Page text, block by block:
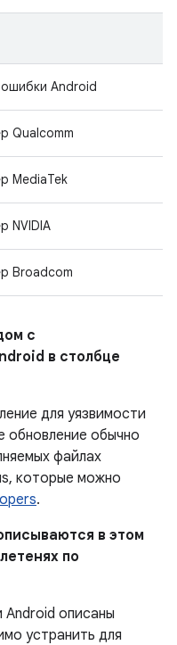
Android
Qualcomm
MediaTek
NVIDIA
Broadcom
с
в столбце
для уязвимости
обновление обычно
файлах
которые можно
.
в этом
по
Android описаны
устранить для